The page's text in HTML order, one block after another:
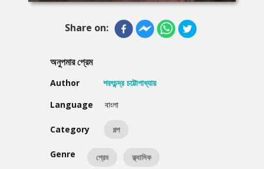
Share on:
অনুপমার প্রেম
Author
শরৎচন্দ্র চট্টোপাধ্যায়
Language
বাংলা
Category গল্প
Genre প্রেম ক্ল্যাসিক